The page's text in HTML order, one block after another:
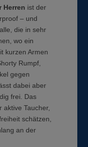
Herren ist der
– und
die in sehr
wo ein
kurzen Armen
Rumpf,
gegen
dabei aber
frei. Das
Taucher,
schätzen,
an der